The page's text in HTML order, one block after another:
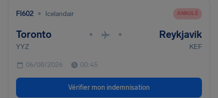
FI602 • Icelandair ANNULÉ
Toronto • • Reykjavik
YYZ KEF
06/08/2026 00:45
Vérifier mon indemnisation